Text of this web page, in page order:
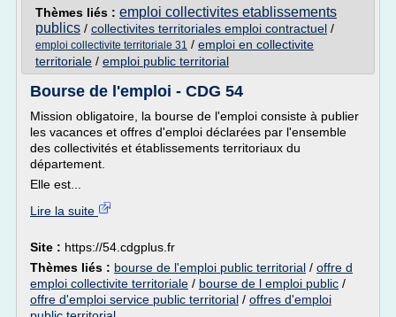
Thèmes liés : emploi collectivites etablissements
publics / collectivites territoriales emploi contractuel /
emploi collectivite territoriale 31 / emploi en collectivite
territoriale / emploi public territorial
Bourse de l'emploi - CDG 54
Mission obligatoire, la bourse de l'emploi consiste à publier
les vacances et offres d'emploi déclarées par l'ensemble
des collectivités et établissements territoriaux du
département.
Elle est...
Lire la suite
Site : https://54.cdgplus.fr
Thèmes liés : bourse de l'emploi public territorial / offre d
emploi collectivite territoriale / bourse de l emploi public /
offre d'emploi service public territorial / offres d'emploi